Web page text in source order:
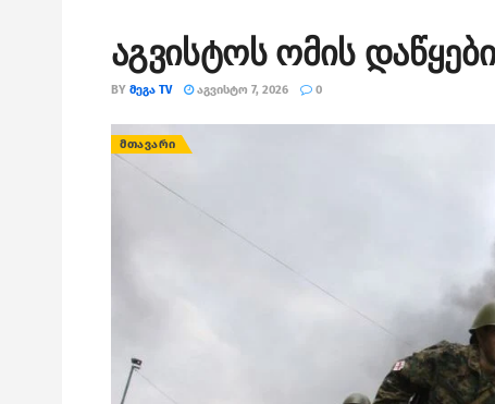
აგვისტოს ომის
BY ᲛᲔᲒᲐ TV ᲐᲒᲕᲘᲡᲢᲝ 7, 2026 0
ᲛᲗᲐᲕᲐᲠᲘ